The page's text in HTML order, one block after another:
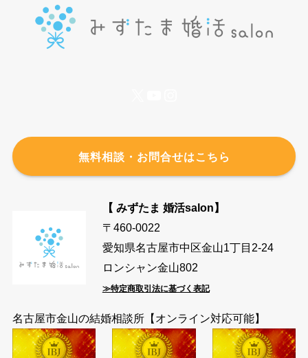
無料相談・お問合せはこちら
【 みずたま 婚活salon】
〒460-0022
愛知県名古屋市中区金山1丁目2-24
ロンシャン金山802
≫特定商取引法に基づく表記
名古屋市金山の結婚相談所【オンライン対応可能】